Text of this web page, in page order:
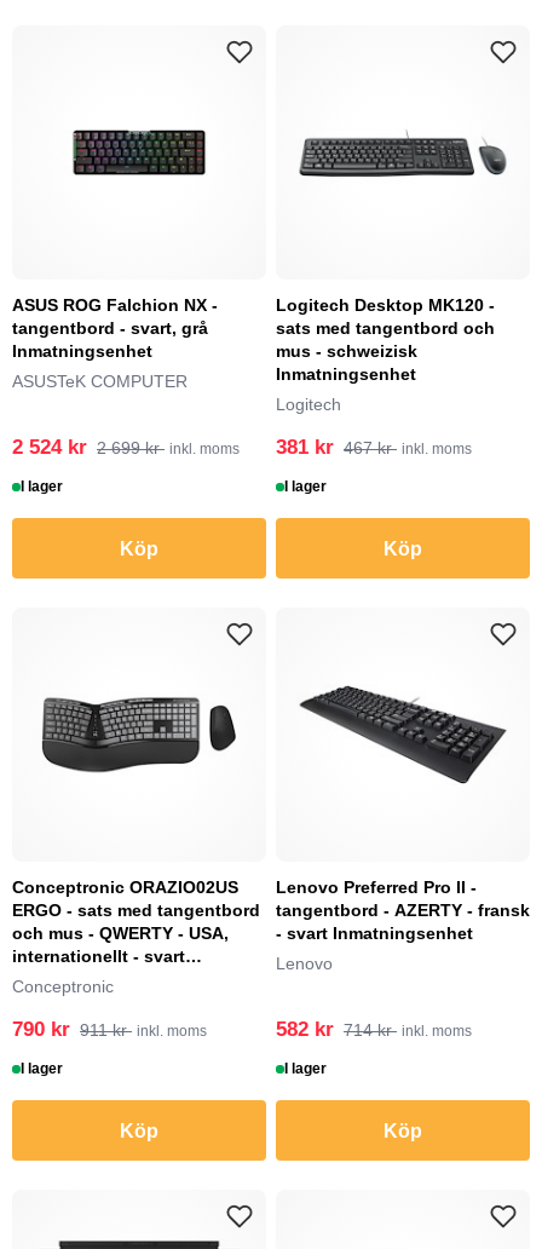
ASUS ROG Falchion NX -
tangentbord - svart, grå
Inmatningsenhet
ASUSTeK COMPUTER
2 524 kr 2 699 kr inkl. moms
I lager
Köp
Logitech Desktop MK120 -
sats med tangentbord och
mus - schweizisk
Inmatningsenhet
Logitech
381 kr 467 kr inkl. moms
I lager
Köp
Conceptronic ORAZIO02US
ERGO - sats med tangentbord
och mus - QWERTY - USA,
internationellt - svart
Inmatningsenhet
Conceptronic
790 kr 911 kr inkl. moms
I lager
Köp
Lenovo Preferred Pro II -
tangentbord - AZERTY - fransk
- svart Inmatningsenhet
Lenovo
582 kr 714 kr inkl. moms
I lager
Köp